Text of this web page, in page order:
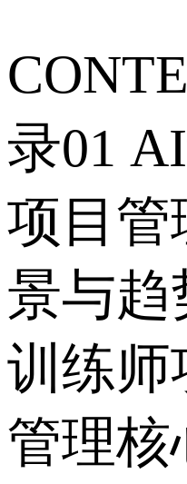
录01
项目管
景与趋
训练师
管理核